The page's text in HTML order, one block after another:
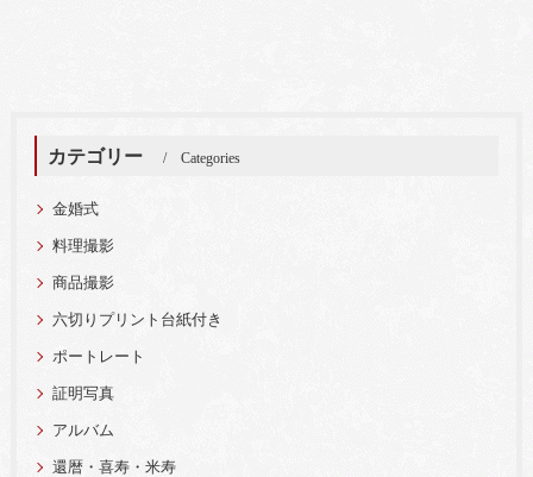
カテゴリー Categories
金婚式
料理撮影
商品撮影
六切りプリント台紙付き
ポートレート
証明写真
アルバム
還暦・喜寿・米寿